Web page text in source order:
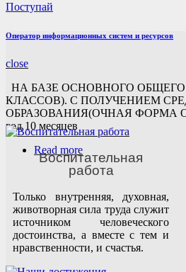
Поступай
Оператор информационных систем и ресурсов
close
НА БАЗЕ ОСНОВНОГО ОБЩЕГО
КЛАССОВ). С ПОЛУЧЕНИЕМ
ОБРАЗОВАНИЯ(ОЧНАЯ ФОРМА
год 10 месяцев
Read more
Воспитательная
работа
Только внутренняя, духовная,
животворная сила труда служит
источником человеческого
достоинства, а вместе с тем и
нравственности, и счастья.